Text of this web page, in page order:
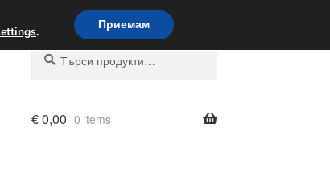
целия свят
Търсене
Търсене
€0,00 0 items
. Приемам